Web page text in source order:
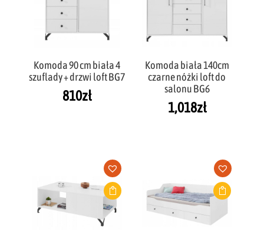
Komoda 90 cm biała 4
szuflady + drzwi loft BG7
810zł
Komoda biała 140cm
czarne nóżki loft do
salonu BG6
1,018zł